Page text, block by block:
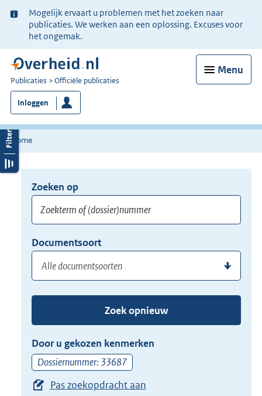
Ter
informatie:
Mogelijk ervaart u problemen met het zoeken naar
publicaties. We werken aan een oplossing. Excuses voor
het ongemak.
Menu
U
bent
nu
hier:
Publicaties Officiële publicaties
Inloggen
Home
Opnieuw
zoeken:
Zoeken op
of
(dossier)nummer
hier
uw
zoekterm
of
(dossier)nummer
in
Documentsoort
of
de
pijl
beneden
toets
Zoek opnieuw
Door u gekozen kenmerken
Dossiernummer: 33687
Pas zoekopdracht aan